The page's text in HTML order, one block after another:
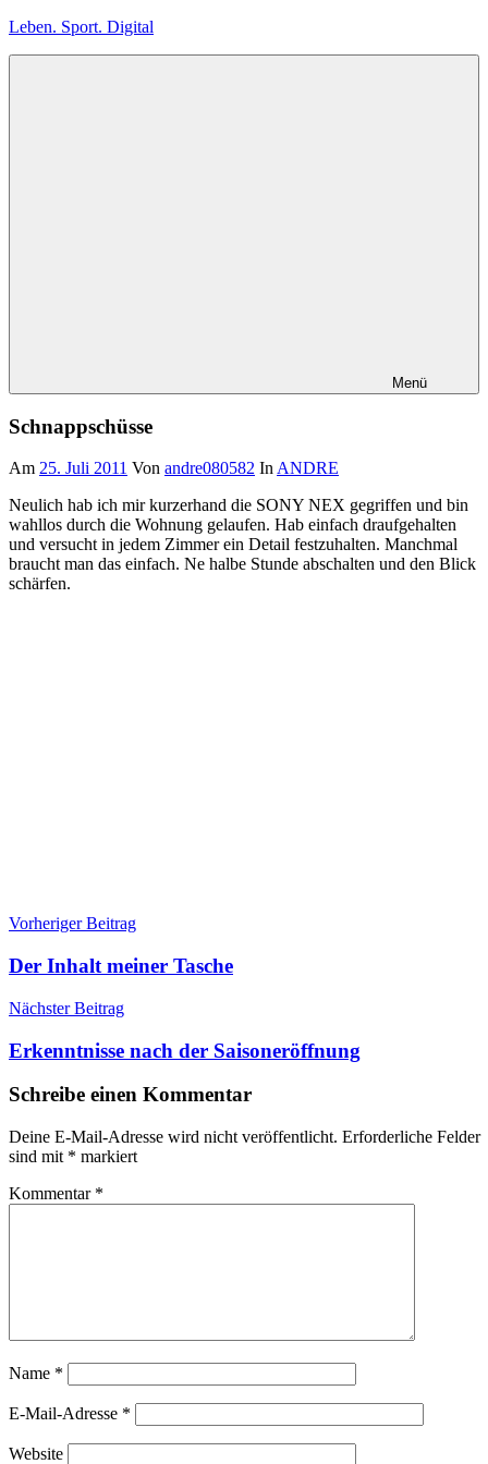
Zum
Leben. Sport. Digital
Menü
Schnappschüsse
Am 25. Juli 2011 Von andre080582 InANDRE
Neulich hab ich mir kurzerhand die SONY NEX gegriffen und bin
wahllos durch die Wohnung gelaufen. Hab einfach draufgehalten
und versucht in jedem Zimmer ein Detail festzuhalten. Manchmal
braucht man das einfach. Ne halbe Stunde abschalten und den Blick
schärfen.
Beitragsnavigation
Vorheriger Beitrag
Der Inhalt meiner Tasche
Nächster Beitrag
Erkenntnisse nach der Saisoneröffnung
Schreibe einen Kommentar
Deine E-Mail-Adresse wird nicht veröffentlicht. Erforderliche Felder
sind mit * markiert
Kommentar *
Name *
E-Mail-Adresse *
Website